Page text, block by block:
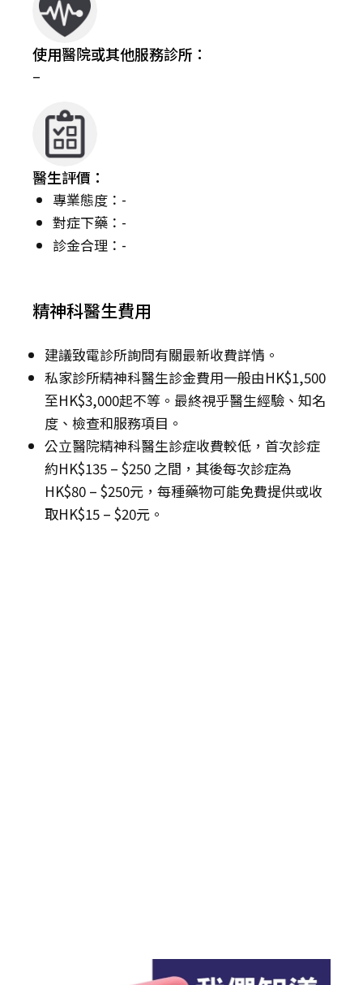
使用醫院或其他服務診所：
–
醫生評價：
專業態度：-
對症下藥：-
診金合理：-
精神科醫生費用
建議致電診所詢問有關最新收費詳情。
私家診所精神科醫生診金費用一般由HK$1,500
至HK$3,000起不等。最終視乎醫生經驗、知名
度、檢查和服務項目。
公立醫院精神科醫生診症收費較低，首次診症
約HK$135 – $250 之間，其後每次診症為
HK$80 – $250元，每種藥物可能免費提供或收
取HK$15 – $20元。